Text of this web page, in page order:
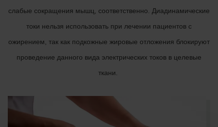
слабые сокращения мышц, соответственно. Диадинамические
токи нельзя использовать при лечении пациентов с
ожирением, так как подкожные жировые отложения блокируют
проведение данного вида электрических токов в целевые
ткани.